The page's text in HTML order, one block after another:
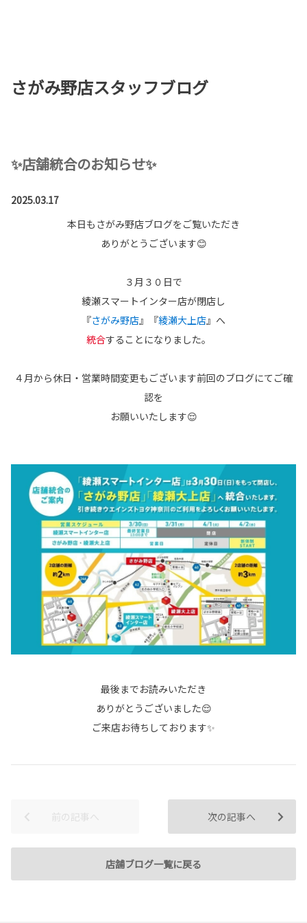
中古車を探す
新車購入ガイド
地域応援活動
法人のお客様
各種予約
事故・故障受付センター
0800-080-5365
さがみ野店スタッフブログ
✨店舗統合のお知らせ✨
2025.03.17
本日もさがみ野店ブログをご覧いただき
ありがとうございます😊
３月３０日で
綾瀬スマートインター店が閉店し
『さがみ野店』『綾瀬大上店』へ
統合することになりました。
４月から休日・営業時間変更もございます前回のブログにてご確
認を
お願いいたします😌
最後までお読みいただき
ありがとうございました😌
ご来店お待ちしております✨
前の記事へ
店舗ブログ一覧に戻る
次の記事へ